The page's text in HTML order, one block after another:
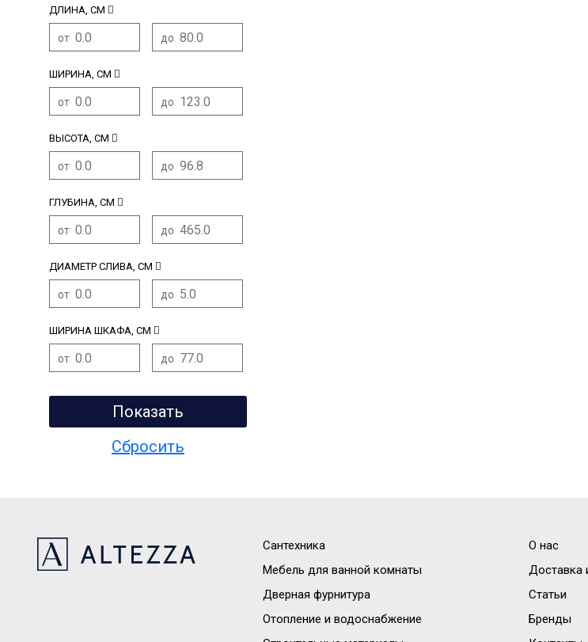
ДЛИНА, СМ
от до
ШИРИНА, СМ
от до
ВЫСОТА, СМ
от до
ГЛУБИНА, СМ
от до
ДИАМЕТР СЛИВА, СМ
от до
ШИРИНА ШКАФА, СМ
от до
Сантехника
Мебель для ванной комнаты
Дверная фурнитура
Отопление и водоснабжение
О нас
Доставка
Статьи
Бренды